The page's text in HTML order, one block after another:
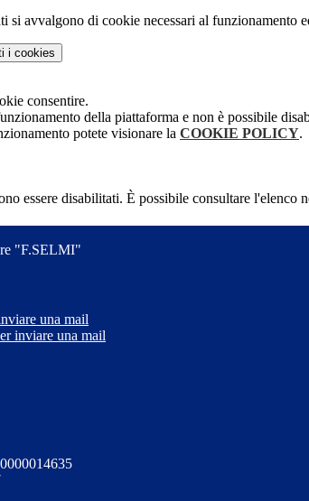
si avvalgono di cookie necessari al funzionamento
i cookies
consentire.
della piattaforma e non è possibile
potete visionare la COOKIE POLICY.
essere disabilitati. È possibile consultare l'elenco
"F.SELMI"
una mail
inviare una mail